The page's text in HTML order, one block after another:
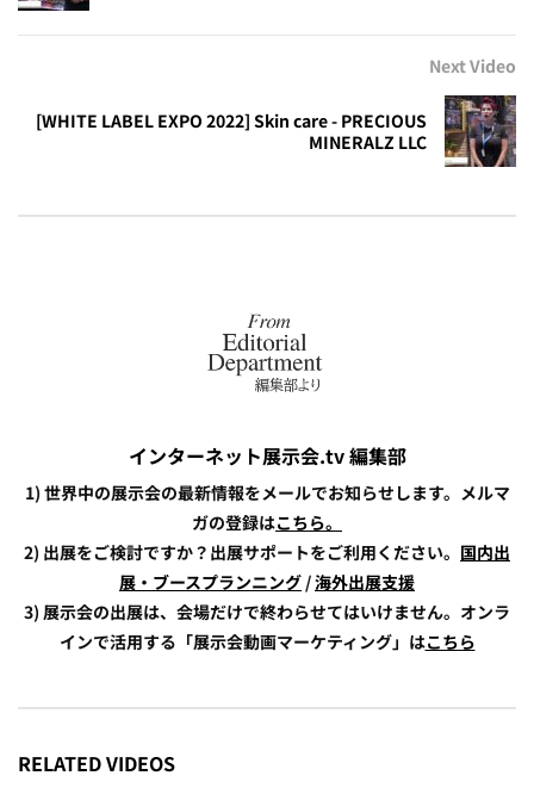
Next Video
[WHITE LABEL EXPO 2022] Skin care - PRECIOUS
MINERALZ LLC
インターネット展示会.tv 編集部
1) 世界中の展示会の最新情報をメールでお知らせします。メルマ
ガの登録はこちら。
2) 出展をご検討ですか？出展サポートをご利用ください。 国内出
展・ブースプランニング /海外出展支援
3) 展示会の出展は、会場だけで終わらせてはいけません。オンラ
インで活用する「展示会動画マーケティング」はこちら
RELATED VIDEOS